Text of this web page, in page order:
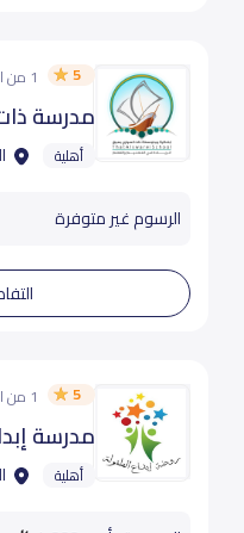
5 1 من التقييمات
مدرسة
أهلية
الرسوم غير متوفرة
5 1 من التقييمات
مدرسة
أهلية